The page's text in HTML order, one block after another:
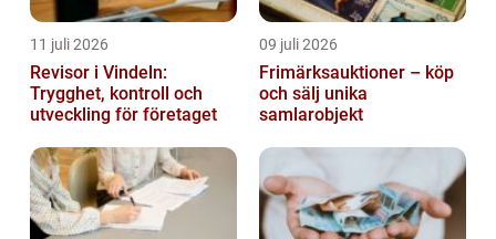
11 juli 2026
Revisor i Vindeln:
Trygghet, kontroll och
utveckling för företaget
09 juli 2026
Frimärksauktioner – köp
och sälj unika
samlarobjekt